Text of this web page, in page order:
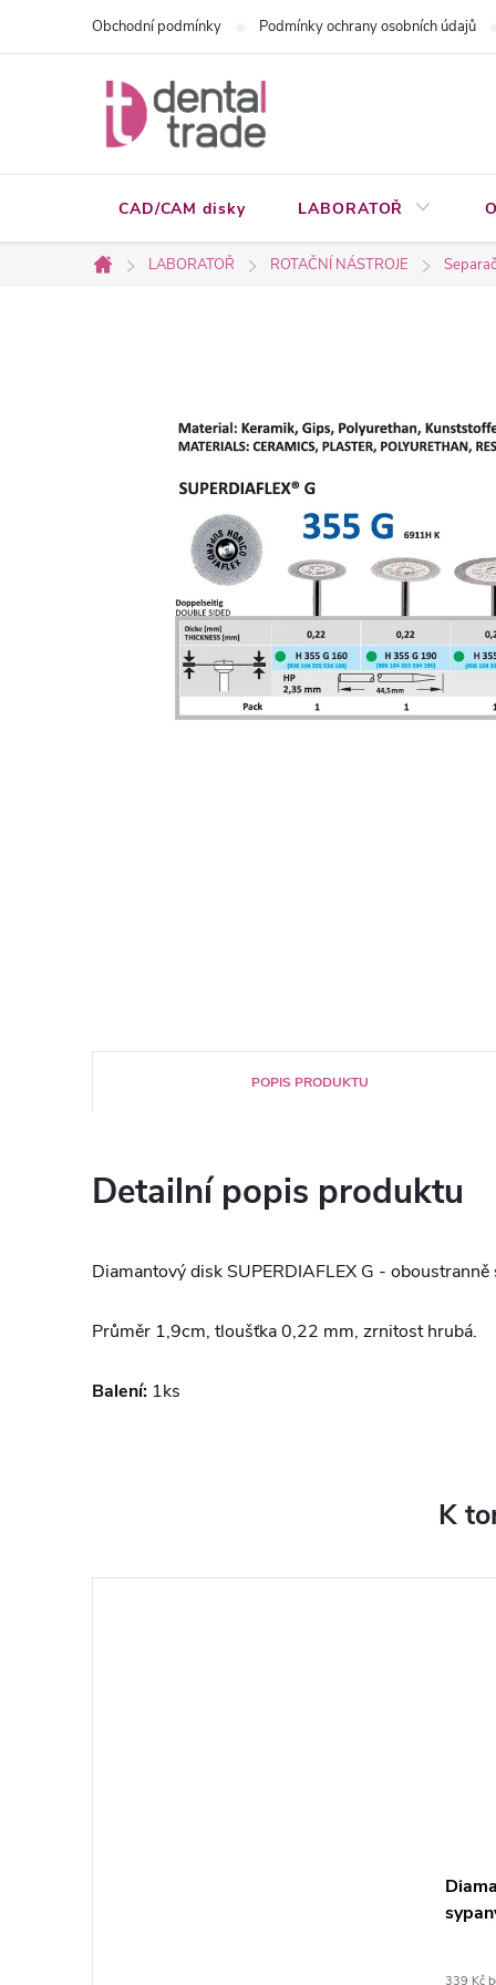
Obchodní podmínky Podmínky ochrany osobních údajů
CAD/CAM disky LABORATOŘ
Domů
LABORATOŘ ROTAČNÍ NÁSTROJE
POPIS PRODUKTU
Detailní popis produktu
Diamantový disk SUPERDIAFLEX G - oboustranně
Průměr 1,9cm, tloušťka 0,22 mm, zrnitost hrubá.
Balení: 1ks
K
339 Kč